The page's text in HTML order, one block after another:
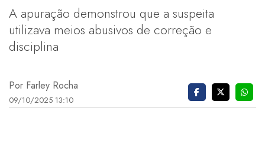
A apuração demonstrou que a suspeita
utilizava meios abusivos de correção e
disciplina
Por Farley Rocha
09/10/2025 13:10